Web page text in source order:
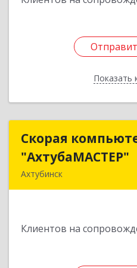
Показать
Скорая
"АхтубаМАСТЕР"
Ахтубинск
Клиентов на
Скорая